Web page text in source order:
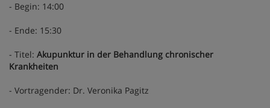
- Begin: 14:00
- Ende: 15:30
- Titel: Akupunktur in der Behandlung chronischer
Krankheiten
- Vortragender: Dr. Veronika Pagitz